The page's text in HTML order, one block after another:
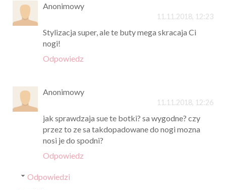
Anonimowy
11.11.2018, 12:23
Stylizacja super, ale te buty mega skracaja Ci
nogi!
Odpowiedz
Anonimowy
11.11.2018, 12:26
jak sprawdzaja sue te botki? sa wygodne? czy
przez to ze sa takdopadowane do nogi mozna
nosi je do spodni?
Odpowiedz
Odpowiedzi